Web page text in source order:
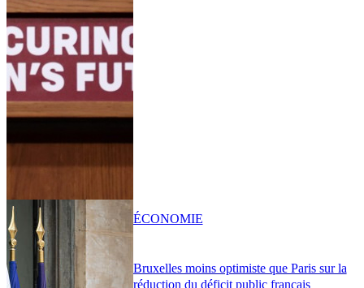
Bruxelles moins optimiste que Paris sur la
réduction du déficit public français
ÉCONOMIE